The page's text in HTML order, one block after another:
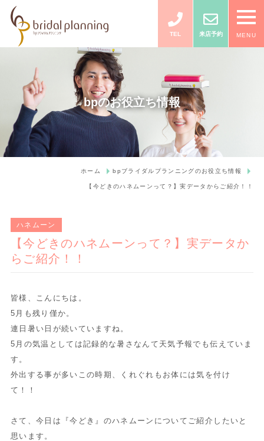
TEL 来店予約 MENU
bpのお役立ち情報
ホーム bpブライダルプランニングのお役立ち情報
【今どきのハネムーンって？】実データからご紹介！！
ハネムーン
【今どきのハネムーンって？】実データか
らご紹介！！
皆様、こんにちは。
5月も残り僅か。
連日暑い日が続いていますね。
5月の気温としては記録的な暑さなんて天気予報でも伝えていま
す。
外出する事が多いこの時期、くれぐれもお体には気を付け
て！！
さて、今日は『今どき』のハネムーンについてご紹介したいと
思います。